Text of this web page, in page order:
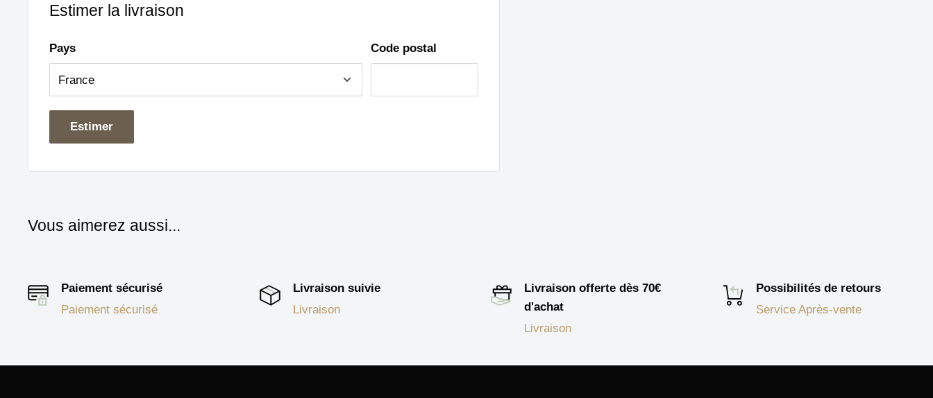
Estimer la livraison
Pays Code postal
Estimer
Vous aimerez aussi...
Paiement sécurisé
Paiement sécurisé
Livraison suivie
Livraison
Livraison offerte dès 70€
d'achat
Livraison
Possibilités de retours
Service Après-vente